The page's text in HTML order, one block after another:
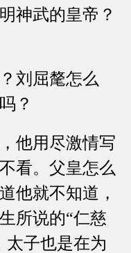
神武的皇帝？
刘屈氂怎么
？
他用尽激情写
看。父皇怎么
他就不知道，
所说的“仁慈
太子也是在为